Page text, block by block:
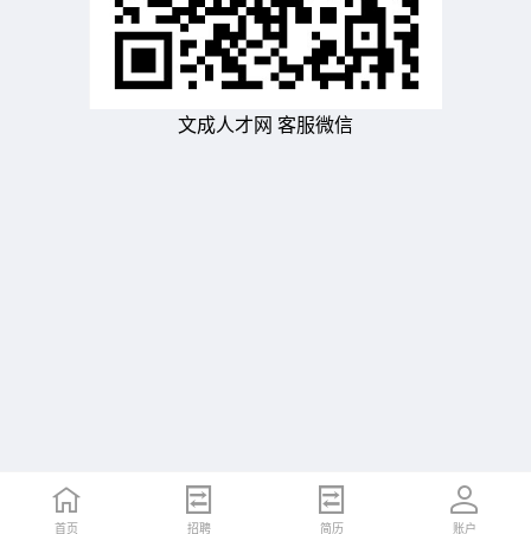
文成人才网 客服微信
首页 招聘 简历 账户